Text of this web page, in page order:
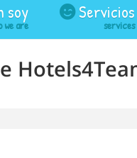
soy Servicios